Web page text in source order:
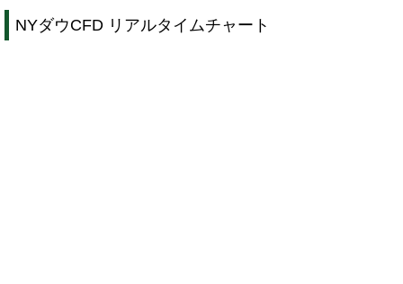
NYダウCFD リアルタイムチャート